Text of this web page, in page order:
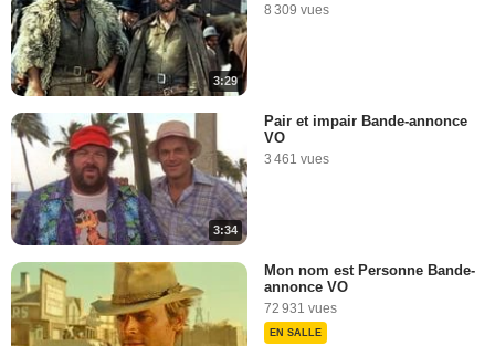
3:29
8 309 vues
3:34
Pair et impair Bande-annonce
VO
3 461 vues
Mon nom est Personne Bande-
annonce VO
72 931 vues
EN SALLE